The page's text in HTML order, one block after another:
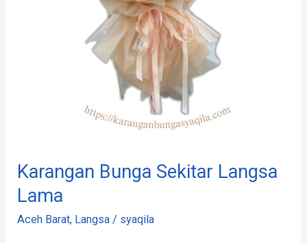
Karangan Bunga Sekitar Langsa
Lama
Aceh Barat, Langsa / syaqila